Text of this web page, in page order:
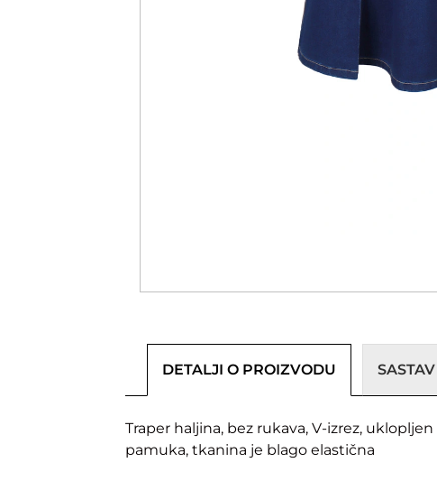
DETALJI O PROIZVODU
Traper haljina, bez rukava, V-izrez,
pamuka, tkanina je blago elastična